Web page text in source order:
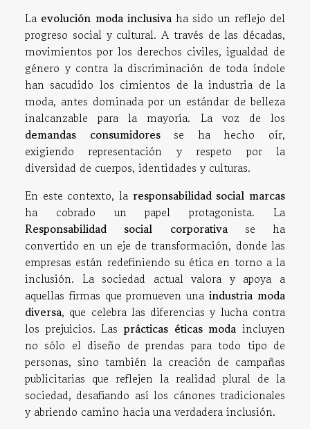
La evolución moda inclusivaha sido un reflejo del
progreso social y cultural. A través de las décadas,
movimientos por los derechos civiles, igualdad de
género y contra la discriminación de toda índole
han sacudido los cimientos de la industria de la
moda, antes dominada por un estándar de belleza
inalcanzable para la mayoría. La voz de los
demandas consumidoresse ha hecho oír,
exigiendo representación y respeto por la
diversidad de cuerpos, identidades y culturas.
En este contexto, la responsabilidad social marcas
ha cobrado un papel protagonista. La
Responsabilidad social corporativase ha
convertido en un eje de transformación, donde las
empresas están redefiniendo su ética en torno a la
inclusión. La sociedad actual valora y apoya a
aquellas firmas que promueven unaindustria moda
diversa, que celebra las diferencias y lucha contra
los prejuicios. Las prácticas éticas moda incluyen
no sólo el diseño de prendas para todo tipo de
personas, sino también la creación de campañas
publicitarias que reflejen la realidad plural de la
sociedad, desafiando así los cánones tradicionales
y abriendo camino hacia una verdadera inclusión.